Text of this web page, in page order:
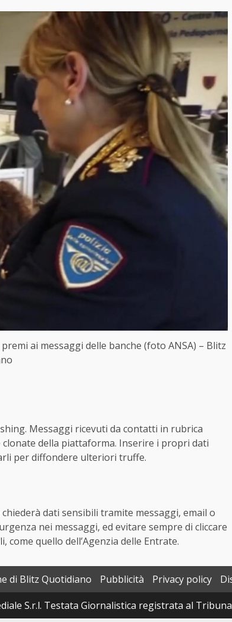
ai messaggi delle banche (foto ANSA) – Blitz
Messaggi ricevuti da contatti in rubrica
della piattaforma. Inserire i propri dati
per diffondere ulteriori truffe.
dati sensibili tramite messaggi, email o
nei messaggi, ed evitare sempre di cliccare
quello dell’Agenzia delle Entrate.
di Blitz Quotidiano Pubblicità Privacy policy
S.r.l. Testata Giornalistica registrata al